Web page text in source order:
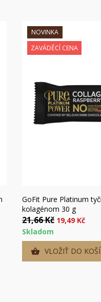
NOVINKA
ZAVÁDĚCÍ CENA
GoFit Pure Platinum
kolagénom 30 g
21,66 Kč 19,49 Kč
Skladom
 VLOŽIŤ DO